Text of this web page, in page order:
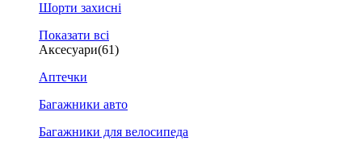
Шорти захисні
Показати всі
Аксесуари(61)
Аптечки
Багажники авто
Багажники для велосипеда